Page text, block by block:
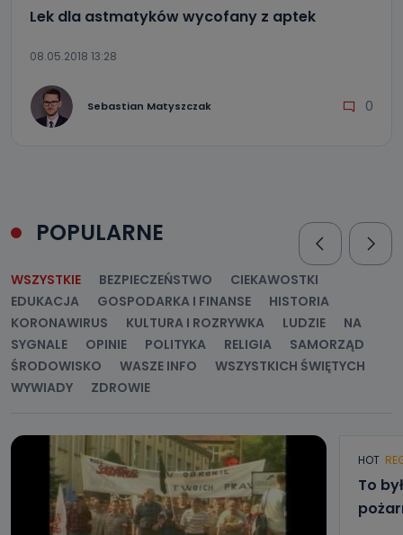
Lek dla astmatyków wycofany z aptek
08.05.2018 13:28
Sebastian Matyszczak 0
POPULARNE
WSZYSTKIE BEZPIECZEŃSTWO
CIEKAWOSTKI
EDUKACJA
GOSPODARKA I FINANSE
HISTORIA
KORONAWIRUS
KULTURA I ROZRYWKA LUDZIE
NA
SYGNALE
OPINIE POLITYKA RELIGIA
SAMORZĄD
ŚRODOWISKO
WASZE INFO
WSZYSTKICH ŚWIĘTYCH
WYWIADY
ZDROWIE
HOT
To